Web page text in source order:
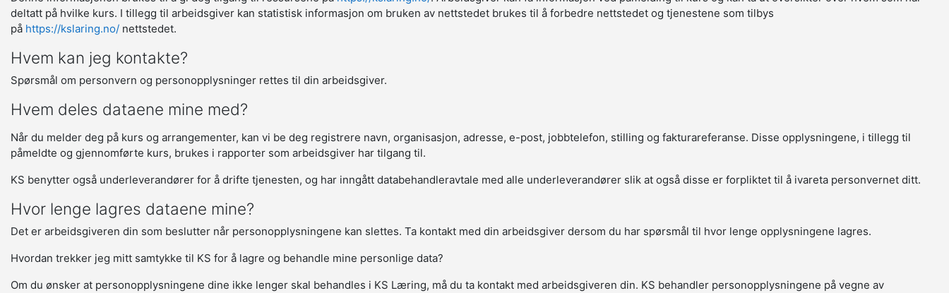
deltatt på hvilke kurs. I tillegg til arbeidsgiver kan statistisk informasjon om bruken av nettstedet brukes til å forbedre nettstedet og tjenestene som tilbys
på https://kslaring.no/ nettstedet.
Hvem kan jeg kontakte?
Spørsmål om personvern og personopplysninger rettes til din arbeidsgiver.
Hvem deles dataene mine med?
Når du melder deg på kurs og arrangementer, kan vi be deg registrere navn, organisasjon, adresse, e-post, jobbtelefon, stilling og fakturareferanse. Disse opplysningene, i tillegg til
påmeldte og gjennomførte kurs, brukes i rapporter som arbeidsgiver har tilgang til.
KS benytter også underleverandører for å drifte tjenesten, og har inngått databehandleravtale med alle underleverandører slik at også disse er forpliktet til å ivareta personvernet ditt.
Hvor lenge lagres dataene mine?
Det er arbeidsgiveren din som beslutter når personopplysningene kan slettes. Ta kontakt med din arbeidsgiver dersom du har spørsmål til hvor lenge opplysningene lagres.
Hvordan trekker jeg mitt samtykke til KS for å lagre og behandle mine personlige data?
Om du ønsker at personopplysningene dine ikke lenger skal behandles i KS Læring, må du ta kontakt med arbeidsgiveren din. KS behandler personopplysningene på vegne av